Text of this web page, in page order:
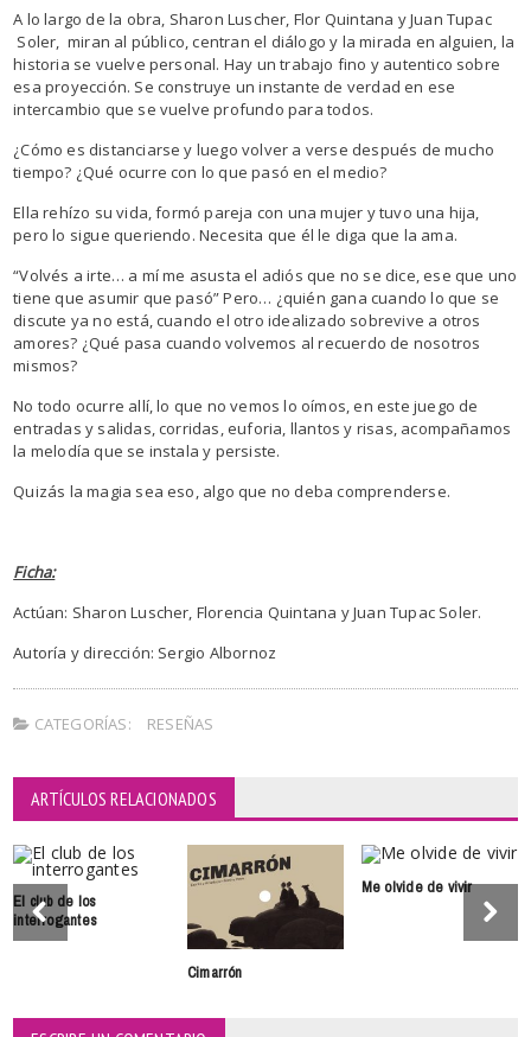
A lo largo de la obra, Sharon Luscher, Flor Quintana y Juan Tupac
Soler, miran al público, centran el diálogo y la mirada en alguien, la
historia se vuelve personal. Hay un trabajo fino y autentico sobre
esa proyección. Se construye un instante de verdad en ese
intercambio que se vuelve profundo para todos.
¿Cómo es distanciarse y luego volver a verse después de mucho
tiempo? ¿Qué ocurre con lo que pasó en el medio?
Ella rehízo su vida, formó pareja con una mujer y tuvo una hija,
pero lo sigue queriendo. Necesita que él le diga que la ama.
“Volvés a irte… a mí me asusta el adiós que no se dice, ese que uno
tiene que asumir que pasó” Pero… ¿quién gana cuando lo que se
discute ya no está, cuando el otro idealizado sobrevive a otros
amores? ¿Qué pasa cuando volvemos al recuerdo de nosotros
mismos?
No todo ocurre allí, lo que no vemos lo oímos, en este juego de
entradas y salidas, corridas, euforia, llantos y risas, acompañamos
la melodía que se instala y persiste.
Quizás la magia sea eso, algo que no deba comprenderse.
Ficha:
Actúan: Sharon Luscher, Florencia Quintana y Juan Tupac Soler.
Autoría y dirección: Sergio Albornoz
CATEGORÍAS: RESEÑAS
ARTÍCULOS RELACIONADOS
El club de los
interrogantes
Cimarrón
Me olvide de vivir